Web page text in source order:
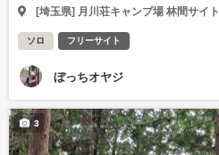
[埼玉県] 月川荘キャンプ場 林間サイト
ソロ フリーサイト
ぼっちオヤジ
3